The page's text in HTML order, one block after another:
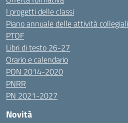
I progetti delle classi
Piano annuale delle attività collegiali
PTOF
Libri di testo 26-27
Orario e calendario
PON 2014-2020
PNRR
PN 2021-2027
Novità